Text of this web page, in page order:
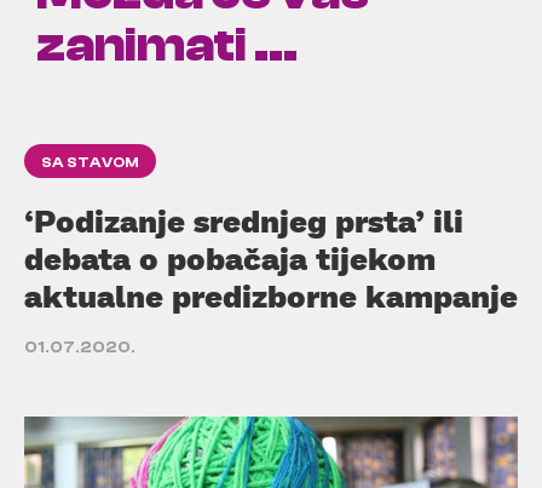
zanimati ...
SA STAVOM
‘Podizanje srednjeg prsta’ ili
debata o pobačaja tijekom
aktualne predizborne kampanje
01.07.2020.